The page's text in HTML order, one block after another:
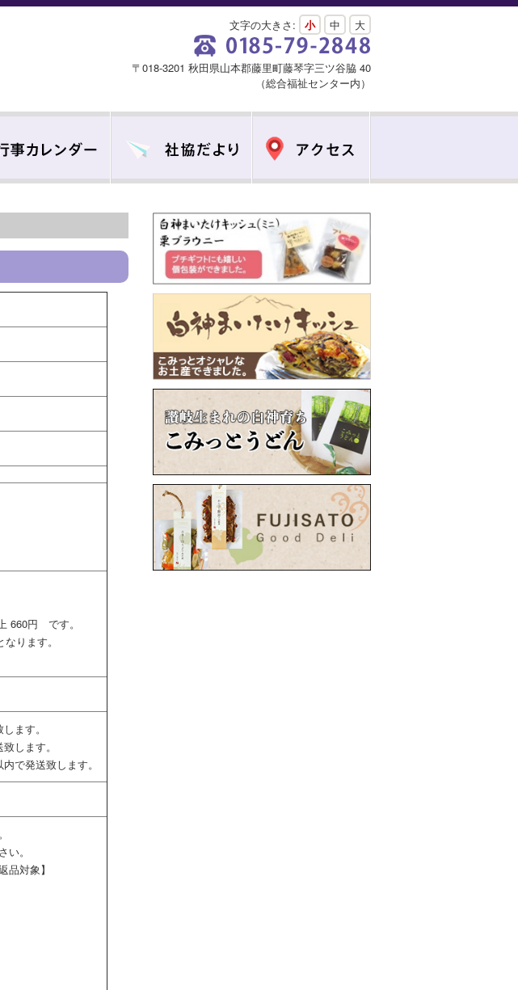
文字の大きさ: 小 中 大
〒018-3201 秋田県山本郡藤里町藤琴字三ツ谷脇 40
（総合福祉センター内）
660円 です。
ります。
ます。
します。
で発送致します。
。
対象】